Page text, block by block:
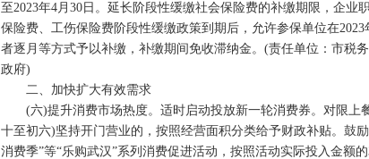
至2023年4月30日。延长阶段性缓缴社会保险费的补缴期限，企业
保险费、工伤保险费阶段性缓缴政策到期后，允许参保单位在2023
者逐月等方式予以补缴，补缴期间免收滞纳金。(责任单位：市税
政府)
二、加快扩大有效需求
(六)提升消费市场热度。适时启动投放新一轮消费券。对限上
十至初六)坚持开门营业的，按照经营面积分类给予财政补贴。鼓
消费季”等“乐购武汉”系列消费促进活动，按照活动实际投入金额